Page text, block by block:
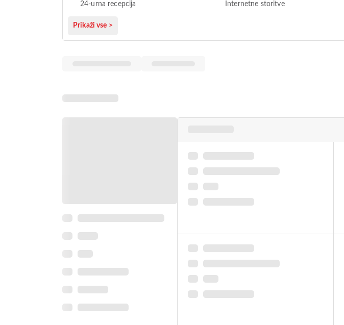
24-urna recepcija Internetne storitve
Prikaži vse >